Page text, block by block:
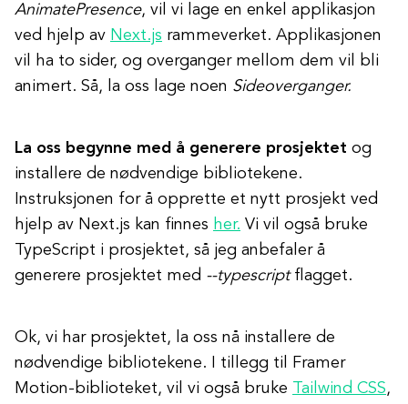
AnimatePresence, vil vi lage en enkel applikasjon
ved hjelp av Next.js rammeverket. Applikasjonen
vil ha to sider, og overganger mellom dem vil bli
animert. Så, la oss lage noen Sideoverganger.
La oss begynne med å generere prosjektet og
installere de nødvendige bibliotekene.
Instruksjonen for å opprette et nytt prosjekt ved
hjelp av Next.js kan finnes her. Vi vil også bruke
TypeScript i prosjektet, så jeg anbefaler å
generere prosjektet med --typescriptflagget.
Ok, vi har prosjektet, la oss nå installere de
nødvendige bibliotekene. I tillegg til Framer
Motion-biblioteket, vil vi også bruke Tailwind CSS,